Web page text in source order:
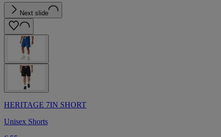
Next slide
HERITAGE 7IN SHORT
Unisex Shorts